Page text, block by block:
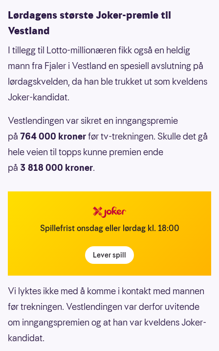
Lørdagens største Joker-premie til
Vestland
I tillegg til Lotto-millionæren fikk også en heldig
mann fra Fjaler i Vestland en spesiell avslutning på
lørdagskvelden, da han ble trukket ut som kveldens
Joker-kandidat.
Vestlendingen var sikret en inngangspremie
på 764 000 kronerfør tv-trekningen. Skulle det gå
hele veien til topps kunne premien ende
på 3 818 000 kroner.
Spillefrist onsdag eller lørdag kl. 18:00
Lever spill
Vi lyktes ikke med å komme i kontakt med mannen
før trekningen. Vestlendingen var derfor uvitende
om inngangspremien og at han var kveldens Joker-
kandidat.